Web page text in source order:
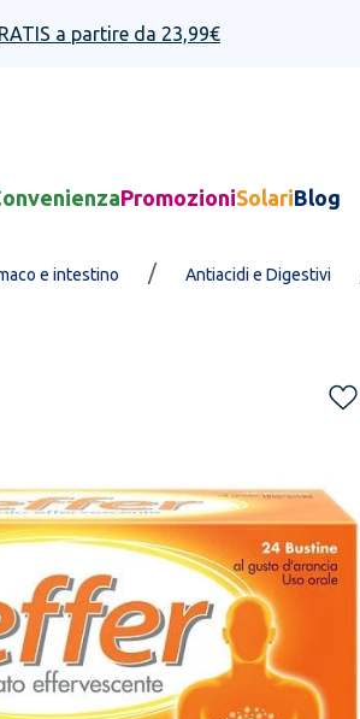
a partire da 23,99€
PromozioniSolariBlog
e intestino / Antiacidi e Digestivi